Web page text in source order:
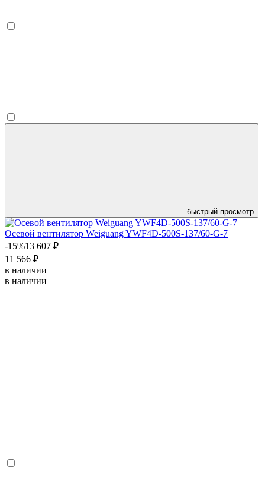
быстрый просмотр
Осевой вентилятор Weiguang YWF4D-500S-137/60-G-7
-15%13 607 ₽
11 566 ₽
в наличии
в наличии